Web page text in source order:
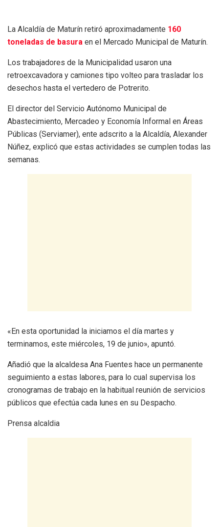
La Alcaldía de Maturín retiró aproximadamente 160
toneladas de basura en el Mercado Municipal de Maturín.
Los trabajadores de la Municipalidad usaron una
retroexcavadora y camiones tipo volteo para trasladar los
desechos hasta el vertedero de Potrerito.
El director del Servicio Autónomo Municipal de
Abastecimiento, Mercadeo y Economía Informal en Áreas
Públicas (Serviamer), ente adscrito a la Alcaldía, Alexander
Núñez, explicó que estas actividades se cumplen todas las
semanas.
«En esta oportunidad la iniciamos el día martes y
terminamos, este miércoles, 19 de junio», apuntó.
Añadió que la alcaldesa Ana Fuentes hace un permanente
seguimiento a estas labores, para lo cual supervisa los
cronogramas de trabajo en la habitual reunión de servicios
públicos que efectúa cada lunes en su Despacho.
Prensa alcaldia